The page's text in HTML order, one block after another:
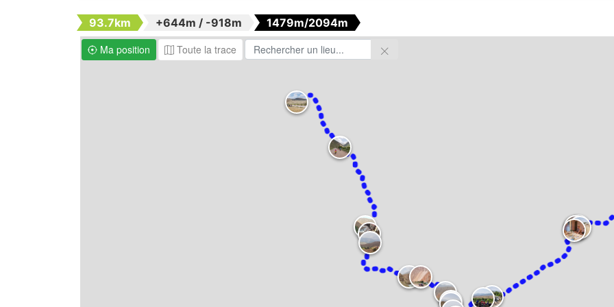
93.7km +644m / -918m
1479m/2094m
Ma position
Toute la trace